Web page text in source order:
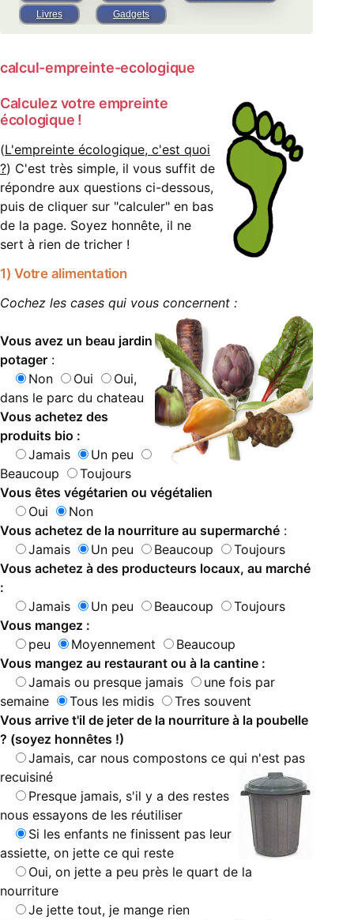
Livres
Gadgets
calcul-empreinte-ecologique
Calculez votre empreinte
écologique !
(L'empreinte écologique, c'est quoi
?) C'est très simple, il vous suffit de
répondre aux questions ci-dessous,
puis de cliquer sur "calculer" en bas
de la page. Soyez honnête, il ne
sert à rien de tricher !
1) Votre alimentation
Cochez les cases qui vous concernent :
Vous avez un beau jardin
potager :
Non
Oui
Oui,
dans le parc du chateau
Vous achetez des
produits bio :
Jamais
Un peu
Beaucoup
Toujours
Vous êtes végétarien ou végétalien
Oui
Non
Vous achetez de la nourriture au supermarché :
Jamais
Un peu Beaucoup
Toujours
Vous achetez à des producteurs locaux, au marché
:
Jamais
Un peu Beaucoup
Toujours
Vous mangez :
peu
Moyennement
Beaucoup
Vous mangez au restaurant ou à la cantine :
Jamais ou presque jamais
une fois par
semaine
Tous les midis
Tres souvent
Vous arrive t'il de jeter de la nourriture à la poubelle
? (soyez honnêtes !)
Jamais, car nous compostons ce qui n'est pas
recuisiné
Presque jamais, s'il y a des restes
nous essayons de les réutiliser
Si les enfants ne finissent pas leur
assiette, on jette ce qui reste
Oui, on jette a peu près le quart de la
nourriture
Je jette tout, je mange rien